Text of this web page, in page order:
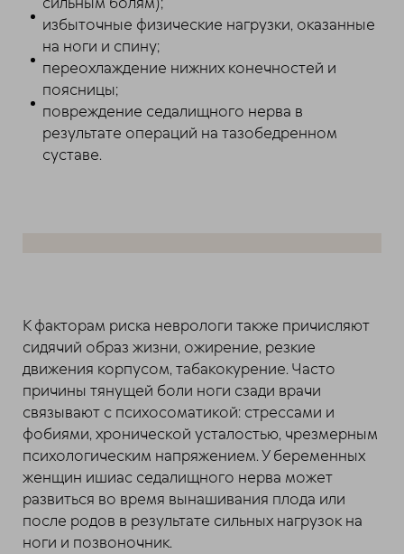
избыточные физические нагрузки, оказанные
на ноги и спину;
переохлаждение нижних конечностей и
поясницы;
повреждение седалищного нерва в
результате операций на тазобедренном
суставе.
К факторам риска неврологи также причисляют
сидячий образ жизни, ожирение, резкие
движения корпусом, табакокурение. Часто
причины тянущей боли ноги сзади врачи
связывают с психосоматикой: стрессами и
фобиями, хронической усталостью, чрезмерным
психологическим напряжением. У беременных
женщин ишиас седалищного нерва может
развиться во время вынашивания плода или
после родов в результате сильных нагрузок на
ноги и позвоночник.